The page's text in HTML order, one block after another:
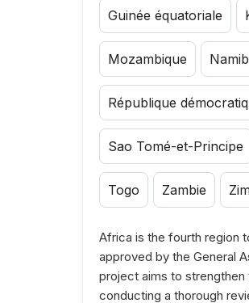
Guinée équatoriale
Mozambique
République
Sao Tomé-et-Principe
Togo Zambie
Africa is the fourth region
approved by the General
project aims to strengthen
conducting a thorough